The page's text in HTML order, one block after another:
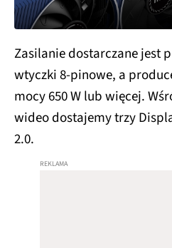
Zasilanie dostarczane jest
wtyczki 8-pinowe, a
mocy 650 W lub więcej.
wideo dostajemy trzy
2.0.